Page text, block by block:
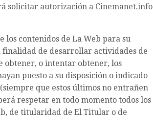
solicitar autorización a Cinemanet.info
contenidos de La Web para su
finalidad de desarrollar actividades de
obtener, o intentar obtener, los
puesto a su disposición o indicado
que estos últimos no entrañen
respetar en todo momento todos los
de titularidad de El Titular o de